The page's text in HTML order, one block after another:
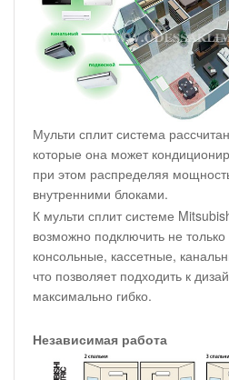
Мульти сплит система
которые она может
при этом распределяя
внутренними блоками.
К мульти сплит системе
возможно подключить не
консольные, кассетные,
что позволяет подходить к
максимально гибко.
Независимая работа